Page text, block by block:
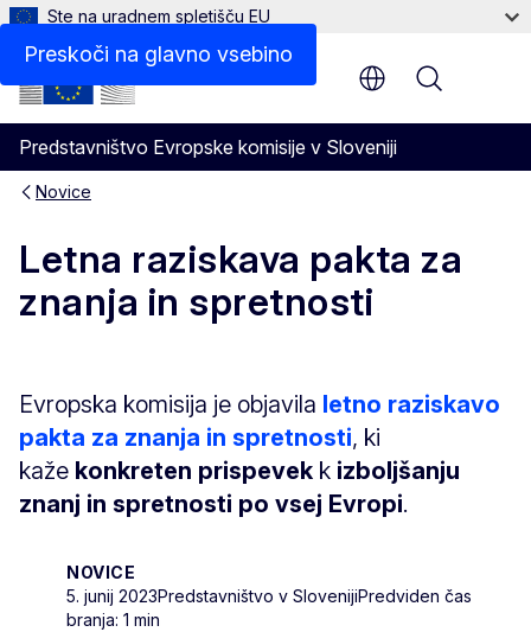
Preskoči na glavno vsebino
Ste na uradnem spletišču EU
Predstavništvo Evropske komisije v Sloveniji
Menu
Novice
Letna raziskava pakta za
znanja in spretnosti
Evropska komisija je objavila letno raziskavo
pakta za znanja in spretnosti, ki
kaže konkreten prispevek k izboljšanju
znanj in spretnosti po vsej Evropi.
NOVICE
5. junij 2023Predstavništvo v SlovenijiPredviden čas
branja: 1 min